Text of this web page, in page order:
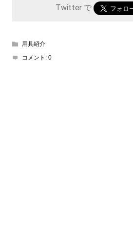
Twitter で
用具紹介
コメント: 0